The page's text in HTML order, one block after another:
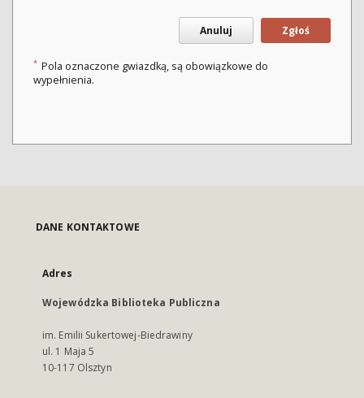
Anuluj Zgłoś
* Pola oznaczone gwiazdką, są obowiązkowe do
wypełnienia.
DANE KONTAKTOWE
Adres
Wojewódzka Biblioteka Publiczna
im. Emilii Sukertowej-Biedrawiny
ul. 1 Maja 5
10-117 Olsztyn